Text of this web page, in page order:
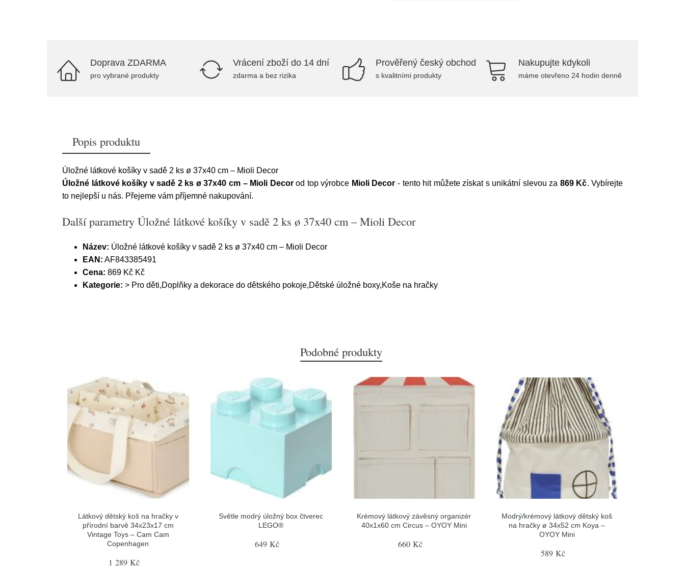
Doprava ZDARMA
pro vybrané produkty
Vrácení zboží do 14 dní
zdarma a bez rizika
Prověřený český obchod
s kvalitními produkty
Nakupujte kdykoli
máme otevřeno 24 hodin denně
Popis produktu
Úložné látkové košíky v sadě 2 ks ø 37x40 cm – Mioli Decor
Úložné látkové košíky v sadě 2 ks ø 37x40 cm – Mioli Decorod top výrobce Mioli Decor - tento hit můžete získat s unikátní slevou za 869 Kč. Vybírejte
to nejlepší u nás. Přejeme vám příjemné nakupování.
Další parametry Úložné látkové košíky v sadě 2 ks ø 37x40 cm – Mioli Decor
Název: Úložné látkové košíky v sadě 2 ks ø 37x40 cm – Mioli Decor
EAN: AF843385491
Cena: 869 Kč Kč
Kategorie: > Pro děti,Doplňky a dekorace do dětského pokoje,Dětské úložné boxy,Koše na hračky
Podobné produkty
Látkový dětský koš na hračky v
přírodní barvě 34x23x17 cm
Vintage Toys – Cam Cam
Copenhagen
1 289 Kč
Světle modrý úložný box čtverec
LEGO®
649 Kč
Krémový látkový závěsný organizér
40x1x60 cm Circus – OYOY Mini
660 Kč
Modrý/krémový látkový dětský koš
na hračky ø 34x52 cm Koya –
OYOY Mini
589 Kč